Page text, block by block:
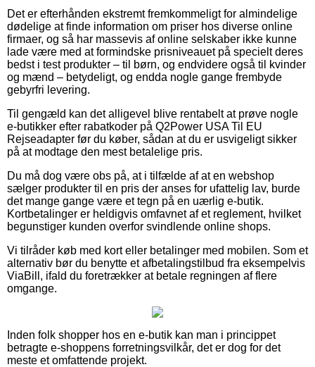
Det er efterhånden ekstremt fremkommeligt for almindelige
dødelige at finde information om priser hos diverse online
firmaer, og så har massevis af online selskaber ikke kunne
lade være med at formindske prisniveauet på specielt deres
bedst i test produkter – til børn, og endvidere også til kvinder
og mænd – betydeligt, og endda nogle gange frembyde
gebyrfri levering.
Til gengæld kan det alligevel blive rentabelt at prøve nogle
e-butikker efter rabatkoder på Q2Power USA Til EU
Rejseadapter før du køber, sådan at du er usvigeligt sikker
på at modtage den mest betalelige pris.
Du må dog være obs på, at i tilfælde af at en webshop
sælger produkter til en pris der anses for ufattelig lav, burde
det mange gange være et tegn på en uærlig e-butik.
Kortbetalinger er heldigvis omfavnet af et reglement, hvilket
begunstiger kunden overfor svindlende online shops.
Vi tilråder køb med kort eller betalinger med mobilen. Som et
alternativ bør du benytte et afbetalingstilbud fra eksempelvis
ViaBill, ifald du foretrækker at betale regningen af flere
omgange.
Inden folk shopper hos en e-butik kan man i princippet
betragte e-shoppens forretningsvilkår, det er dog for det
meste et omfattende projekt.